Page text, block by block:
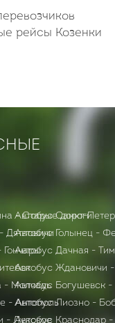
рейсы Козенки
- Старые дороги
Дятловичи
Гончары
- Молчадь
- Антополь
- Лукское
Автобус Санкт-
Автобус Голынец -
Автобус Дачная -
Автобус Ждановичи
Автобус Богушевск
Автобус Лиозно -
Автобус Краснодар -